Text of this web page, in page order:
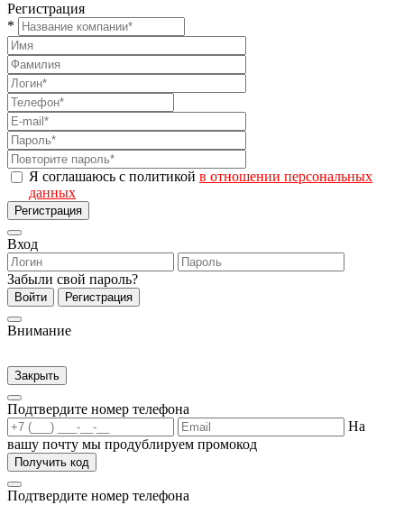
Регистрация
*
Я соглашаюсь с политикой в отношении персональных
данных
Регистрация
Вход
Забыли свой пароль?
Войти Регистрация
Внимание
Закрыть
Подтвердите номер телефона
На
вашу почту мы продублируем промокод
Получить код
Подтвердите номер телефона